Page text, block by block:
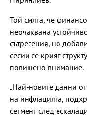
Той смята, че
неочаквана
сътресения, но
сесии се крият
повишено внимание.
„Най-новите данни
на инфлацията,
сегмент след